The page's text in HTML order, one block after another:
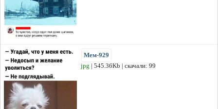
Мем-929
jpg | 545.36Kb | скачали: 99